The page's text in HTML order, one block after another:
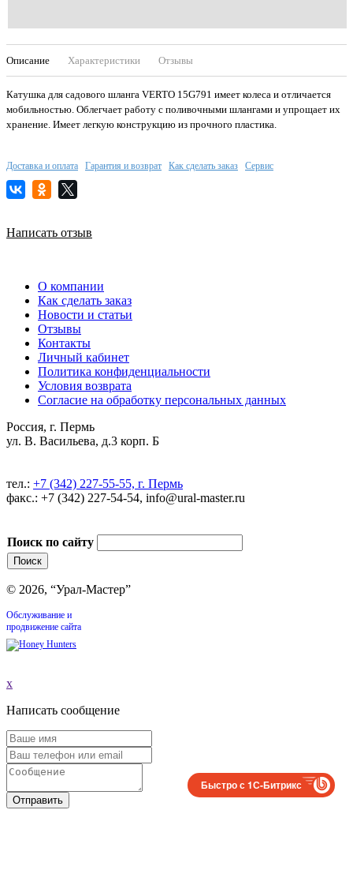
Описание Характеристики Отзывы
Катушка для садового шланга VERTO 15G791 имеет колеса и отличается
мобильностью. Облегчает работу с поливочными шлангами и упрощает их
хранение. Имеет легкую конструкцию из прочного пластика.
Доставка и оплата Гарантия и возврат Как сделать заказ Сервис
Написать отзыв
О компании
Как сделать заказ
Новости и статьи
Отзывы
Контакты
Личный кабинет
Политика конфиденциальности
Условия возврата
Согласие на обработку персональных данных
Россия, г. Пермь
ул. В. Васильева, д.3 корп. Б
тел.: +7 (342) 227-55-55, г. Пермь
факс.: +7 (342) 227-54-54, info@ural-master.ru
Поиск по сайту
© 2026, “Урал-Мастер”
Обслуживание и
продвижение сайта
x
Написать сообщение
Отправить
Быстро с 1С-Битрикс